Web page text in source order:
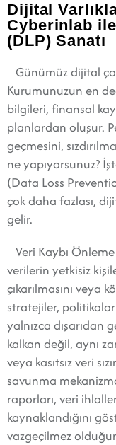
Dijital
Cyberinlab
(DLP) Sanatı
Günümüz dijital
Kurumunuzun en
bilgileri, finansal
planlardan oluşur.
geçmesini,
ne yapıyorsunuz?
(Data Loss
çok daha fazlası,
gelir.
Veri Kaybı
verilerin yetkisiz
çıkarılmasını veya
stratejiler,
yalnızca dışarıdan
kalkan değil, aynı
veya kasıtsız veri
savunma
raporları, veri
kaynaklandığını
vazgeçilmez